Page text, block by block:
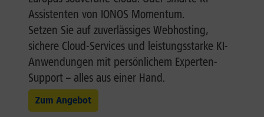
Assistenten von IONOS Momentum.
Setzen Sie auf zuverlässiges Webhosting,
sichere Cloud-Services und leistungsstarke KI-
Anwendungen mit persönlichem Experten-
Support – alles aus einer Hand.
Zum Angebot